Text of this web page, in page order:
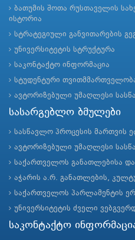
ბათუმის შოთა რუსთაველის
ისტორია
სტრატეგიული განვითარების
უნივერსიტეტის სტრუქტურა
საკონტაქტო ინფორმაცია
სტუდენტური
ავტორიზებული უმაღლესი
სასარგებლო ბმულები
სასწავლო პროცესის მართვის
ავტორიზებული უმაღლესი
საქართველოს განათლებისა და
აჭარის ა.რ. განათლების,
საქართველოს პარლამენტის
უნივერსიტეტის ძველი
საკონტაქტო